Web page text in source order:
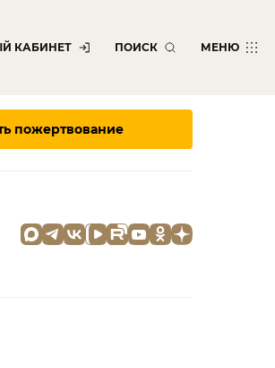
КАБИНЕТ ПОИСК МЕНЮ
пожертвование